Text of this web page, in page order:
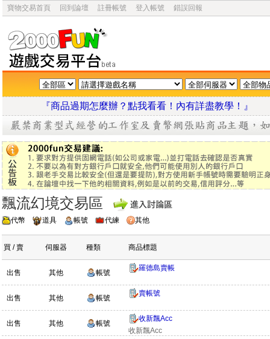
寶物交易首頁 回到論壇 註冊帳號 登入帳號 錯誤回報
『商品過期怎麼辦？點我看看！內有詳盡教學
飄流幻境交易區
代幣 道具 帳號 代練 其他
買 / 賣 伺服器 種類 商品標題
出售 其他 帳號
羅德島賣帳
出售 其他 帳號
賣帳號
出售 其他 帳號
收新飄Acc
收新飄Acc